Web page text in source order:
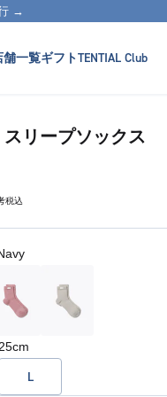
→
舗一覧ギフトTENTIAL Club
スリープソックス
税込
L